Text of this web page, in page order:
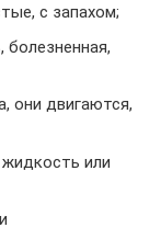
с запахом;
болезненная,
они двигаются,
или